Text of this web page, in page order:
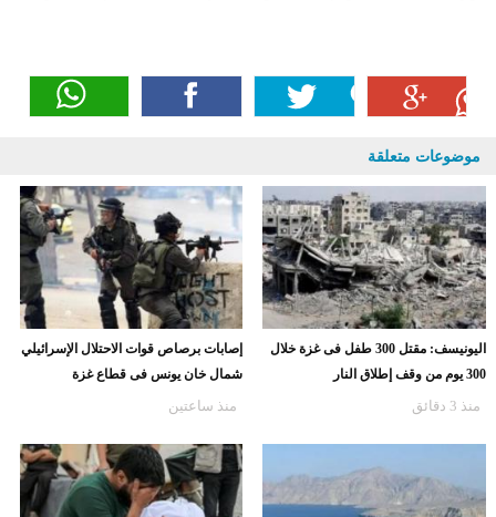
موضوعات متعلقة
اليونيسف: مقتل 300 طفل فى غزة خلال
300 يوم من وقف إطلاق النار
منذ 3 دقائق
إصابات برصاص قوات الاحتلال الإسرائيلي
شمال خان يونس فى قطاع غزة
منذ ساعتين